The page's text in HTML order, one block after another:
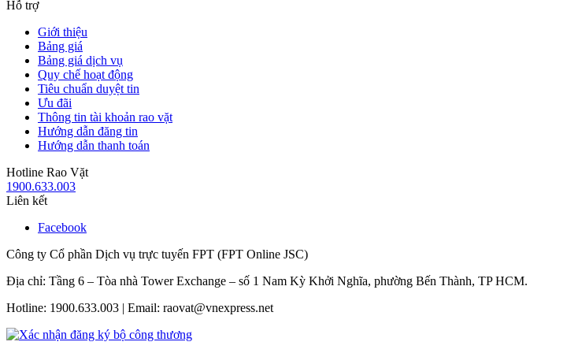
Hỗ trợ
Giới thiệu
Bảng giá
Bảng giá dịch vụ
Quy chế hoạt động
Tiêu chuẩn duyệt tin
Ưu đãi
Thông tin tài khoản rao vặt
Hướng dẫn đăng tin
Hướng dẫn thanh toán
Hotline Rao Vặt
1900.633.003
Liên kết
Facebook
Công ty Cổ phần Dịch vụ trực tuyến FPT (FPT Online JSC)
Địa chỉ: Tầng 6 – Tòa nhà Tower Exchange – số 1 Nam Kỳ Khởi Nghĩa, phường Bến Thành, TP HCM.
Hotline: 1900.633.003 | Email: raovat@vnexpress.net